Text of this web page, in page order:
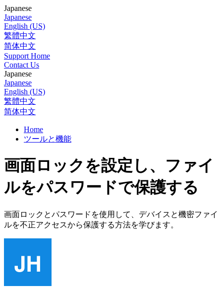
Japanese
Japanese
English (US)
繁體中文
简体中文
Support Home
Contact Us
Japanese
Japanese
English (US)
繁體中文
简体中文
Home
ツールと機能
画面ロックを設定し、ファイ
ルをパスワードで保護する
画面ロックとパスワードを使用して、デバイスと機密ファイ
ルを不正アクセスから保護する方法を学びます。